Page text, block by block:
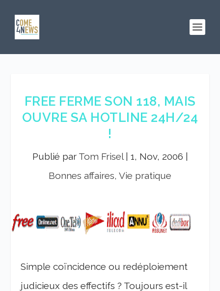
FREE FERME SON 118, MAIS
OUVRE SA HOTLINE 24H/24
!
Publié par Tom Frisel| 1, Nov, 2006
Bonnes affaires, Vie pratique
Simple coïncidence ou redéploiement
judicieux des effectifs ? Toujours est-il